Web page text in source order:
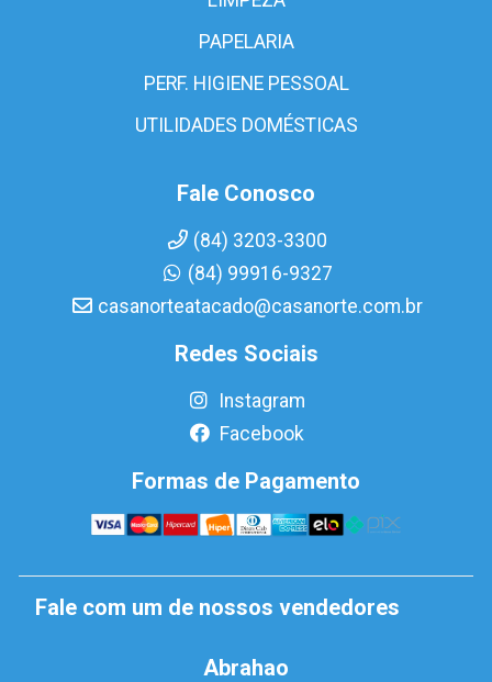
PAPELARIA
PERF. HIGIENE PESSOAL
UTILIDADES DOMÉSTICAS
Fale Conosco
(84) 3203-3300
(84) 99916-9327
casanorteatacado@casanorte.com.br
Redes Sociais
Instagram
Facebook
Formas de Pagamento
Fale com um de nossos vendedores
Abrahao